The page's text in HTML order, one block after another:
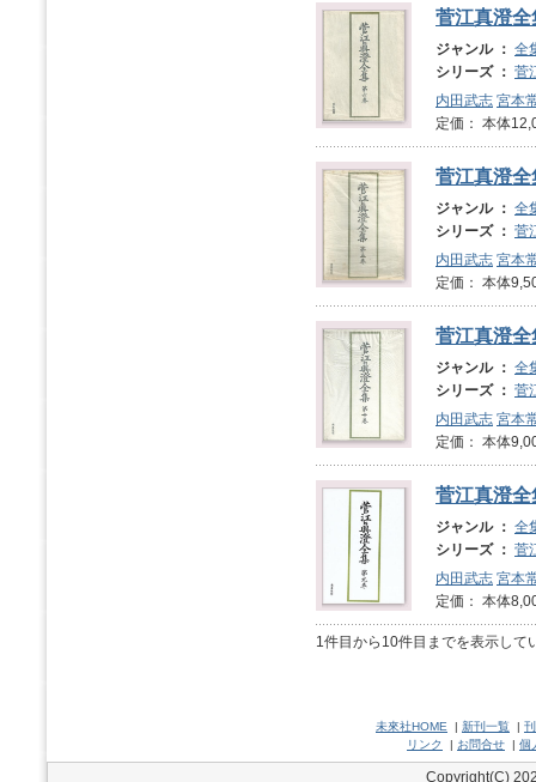
菅江真澄
ジャンル ： 全
シリーズ ： 菅
内田武志 宮本
定価： 本体
菅江真澄
ジャンル ： 全
シリーズ ： 菅
内田武志 宮本
定価： 本体
菅江真澄
ジャンル ： 全
シリーズ ： 菅
内田武志 宮本
定価： 本体
菅江真澄
ジャンル ： 全
シリーズ ： 菅
内田武志 宮本
定価： 本体
1件目から10件目までを表示して
未來社HOME | 新刊一覧 |
リンク
| お問合せ | 個
Copyright(C)